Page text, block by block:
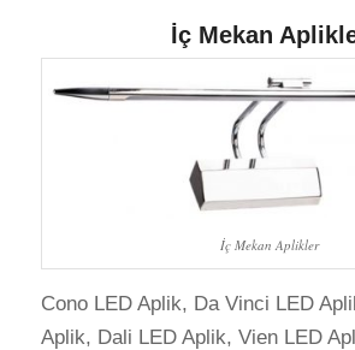
İç Mekan
İç Mekan Aplikler
Cono LED Aplik, Da Vinci LED
Aplik, Dali LED Aplik, Vien LED